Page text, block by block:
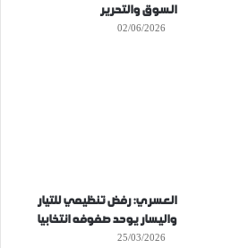
السوق والتحرير
02/06/2026
العسري: رفض تنظيمي للتيار
واليسار يوحد صفوفه انتخابيا
25/03/2026